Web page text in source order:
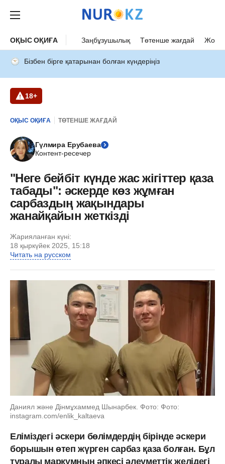
ОҚЫС ОҚИҒА Заңбұзушылық Төтенше жағдай Жол
Бізбен бірге қатарынан болған күндеріңіз
18+
ОҚЫС ОҚИҒА ТӨТЕНШЕ ЖАҒДАЙ
Гүлмира Ерубаева
Контент-ресечер
"Неге бейбіт күнде жас жігіттер қаза
табады": әскерде көз жұмған
сарбаздың жақындары
жанайқайын жеткізді
Жарияланған күні:
18 қыркүйек 2025, 15:18
Читать на русском
Даниял және Дінмұхаммед Шынарбек. Фото: Фото:
instagram.com/enlik_kaltaeva
Еліміздегі әскери бөлімдердің бірінде әскери
борышын өтеп жүрген сарбаз қаза болған. Бұл
туралы марқұмның әпкесі әлеуметтік желідегі